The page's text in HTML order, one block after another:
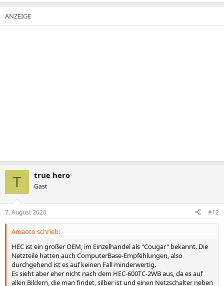
T true hero
Gast
7. August 2020 #12
Amaoto schrieb:
HEC ist ein großer OEM, im Einzelhandel als "Cougar" bekannt. Die
Netzteile hatten auch ComputerBase-Empfehlungen, also
durchgehend ist es auf keinen Fall minderwertig.
Es sieht aber eher nicht nach dem HEC-600TC-2WB aus, da es auf
allen Bildern, die man findet, silber ist und einen Netzschalter neben